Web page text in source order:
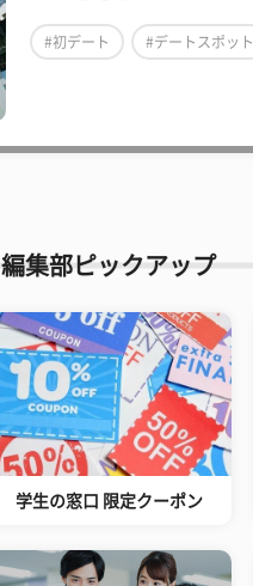
#初デート #デートスポット
編集部ピックアップ
学生の窓口 限定クーポン